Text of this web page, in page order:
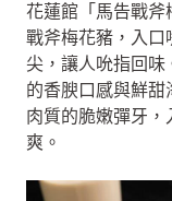
花蓮館「馬告戰斧
戰斧梅花豬，入口
尖，讓人吮指回味
的香腴口感與鮮甜
肉質的脆嫩彈牙
爽。